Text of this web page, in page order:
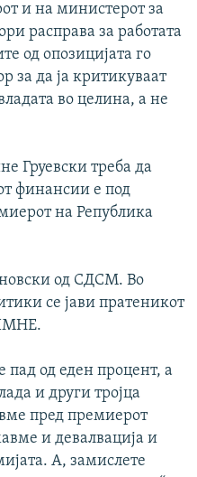
и на министерот за
расправа за работата
од опозицијата го
за да ја критикуваат
во целина, а не
Груевски треба да
финансии е под
на Република
од СДСМ. Во
се јави пратеникот
пад од еден процент, а
и други тројца
пред премиерот
и девалвација и
А, замислете